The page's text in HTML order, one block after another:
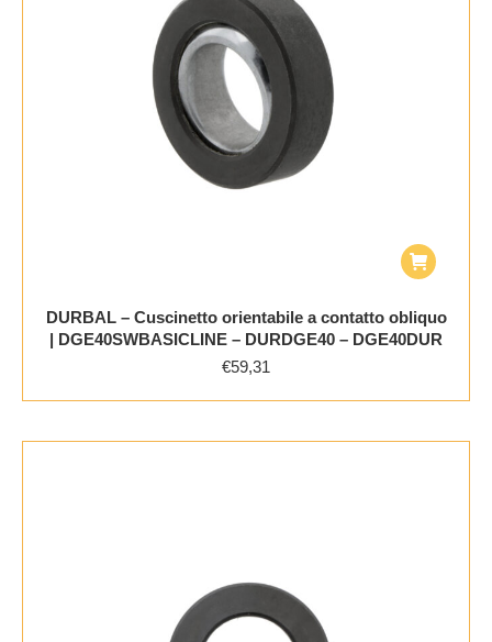
DURBAL – Cuscinetto orientabile a contatto obliquo
| DGE40SWBASICLINE – DURDGE40 – DGE40DUR
€59,31